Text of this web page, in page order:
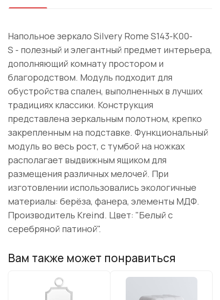
Напольное зеркало Silvery Rome S143-K00-
S - полезный и элегантный предмет интерьера,
дополняющий комнату простором и
благородством. Модуль подходит для
обустройства спален, выполненных в лучших
традициях классики. Конструкция
представлена зеркальным полотном, крепко
закрепленным на подставке. Функциональный
модуль во весь рост, с тумбой на ножках
располагает выдвижным ящиком для
размещения различных мелочей. При
изготовлении использовались экологичные
материалы: берёза, фанера, элементы МДФ.
Производитель Kreind. Цвет: "Белый с
серебряной патиной".
Вам также может понравиться